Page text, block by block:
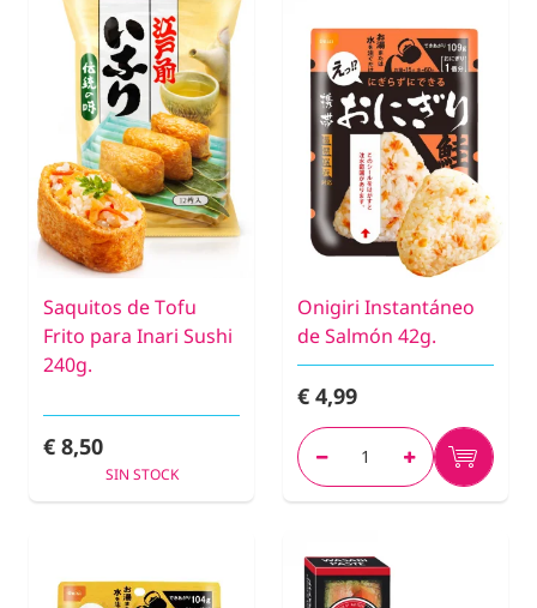
Saquitos de Tofu
Frito para Inari Sushi
240g.
€ 8,50
SIN STOCK
Onigiri Instantáneo
de Salmón 42g.
€ 4,99